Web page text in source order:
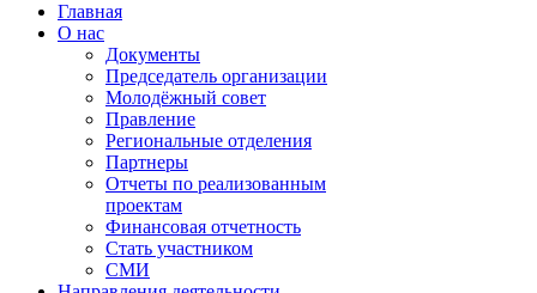
Главная
О нас
Документы
Председатель организации
Молодёжный совет
Правление
Региональные отделения
Партнеры
Отчеты по реализованным
проектам
Финансовая отчетность
Стать участником
СМИ